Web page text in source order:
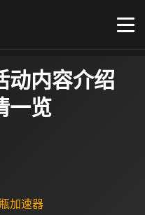
动内容介绍
一览
加速器